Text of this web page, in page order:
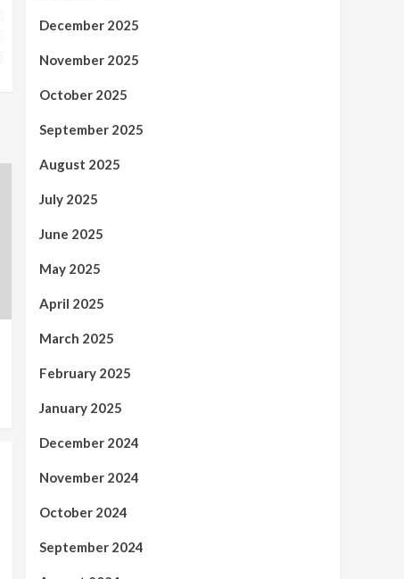
December 2025
November 2025
October 2025
September 2025
August 2025
July 2025
June 2025
May 2025
April 2025
March 2025
February 2025
January 2025
December 2024
November 2024
October 2024
September 2024